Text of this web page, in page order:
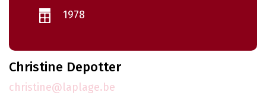
1978
Christine Depotter
christine@laplage.be